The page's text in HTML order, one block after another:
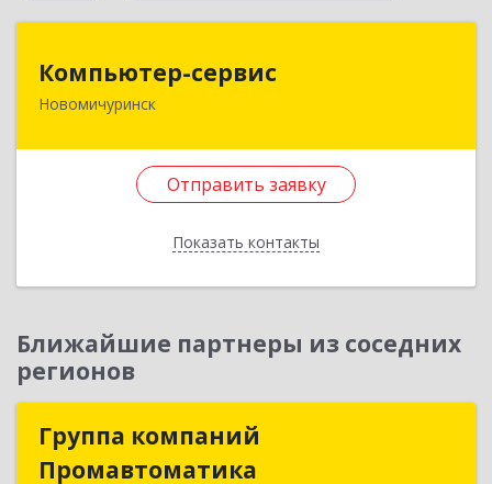
Компьютер-сервис
Новомичуринск
Отправить заявку
Показать контакты
391160, Рязанская обл, Пронский р-н,
Ближайшие партнеры из соседних
регионов
Группа компаний
Промавтоматика
Группа компаний
Промавтоматика